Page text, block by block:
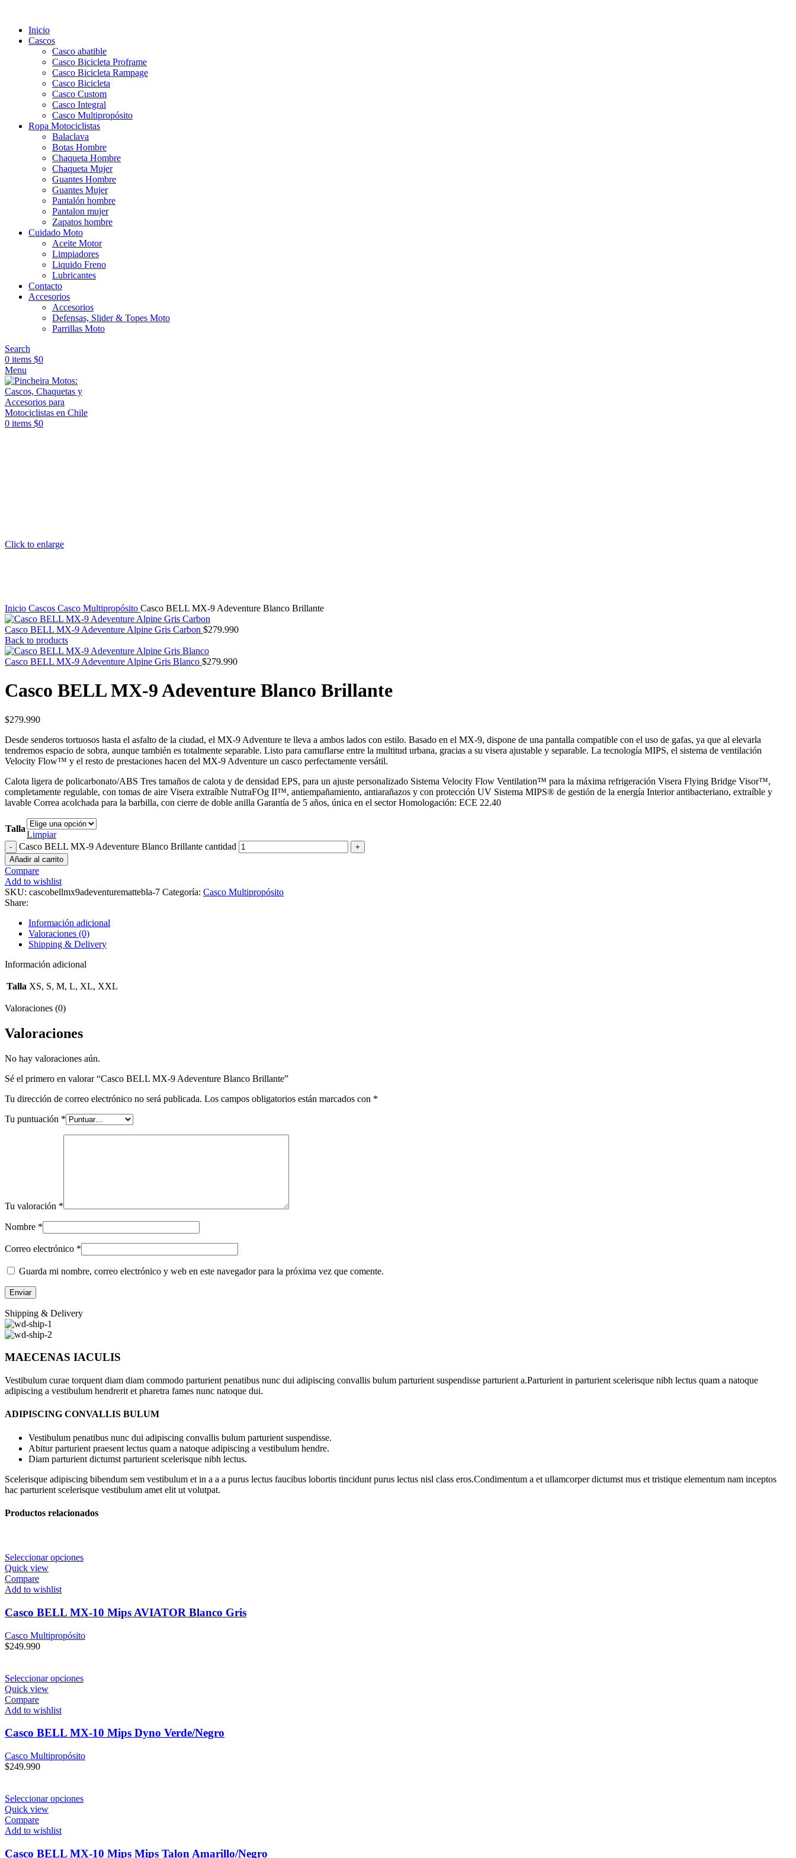
Inicio
Cascos
Casco abatible
Casco Bicicleta Proframe
Casco Bicicleta Rampage
Casco Bicicleta
Casco Custom
Casco Integral
Casco Multipropósito
Ropa Motociclistas
Balaclava
Botas Hombre
Chaqueta Hombre
Chaqueta Mujer
Guantes Hombre
Guantes Mujer
Pantalón hombre
Pantalon mujer
Zapatos hombre
Cuidado Moto
Aceite Motor
Limpiadores
Liquido Freno
Lubricantes
Contacto
Accesorios
Accesorios
Defensas, Slider & Topes Moto
Parrillas Moto
Search
0 items $0
Menu
0 items $0
Click to enlarge
Inicio Cascos Casco Multipropósito Casco BELL MX-9 Adeventure Blanco Brillante
Casco BELL MX-9 Adeventure Alpine Gris Carbon $279.990
Back to products
Casco BELL MX-9 Adeventure Alpine Gris Blanco $279.990
Casco BELL MX-9 Adeventure Blanco Brillante
$279.990
Desde senderos tortuosos hasta el asfalto de la ciudad, el MX-9 Adventure te lleva a ambos lados con estilo. Basado en el MX-9, dispone de una pantalla compatible con el uso de gafas, ya que al elevarla
tendremos espacio de sobra, aunque también es totalmente separable. Listo para camuflarse entre la multitud urbana, gracias a su visera ajustable y separable. La tecnología MIPS, el sistema de ventilación
Velocity Flow™ y el resto de prestaciones hacen del MX-9 Adventure un casco perfectamente versátil.
Calota ligera de policarbonato/ABS Tres tamaños de calota y de densidad EPS, para un ajuste personalizado Sistema Velocity Flow Ventilation™ para la máxima refrigeración Visera Flying Bridge Visor™,
completamente regulable, con tomas de aire Visera extraíble NutraFOg II™, antiempañamiento, antiarañazos y con protección UV Sistema MIPS® de gestión de la energía Interior antibacteriano, extraíble y
lavable Correa acolchada para la barbilla, con cierre de doble anilla Garantía de 5 años, única en el sector Homologación: ECE 22.40
Talla
Limpiar
Casco BELL MX-9 Adeventure Blanco Brillante cantidad
Añadir al carrito
Compare
Add to wishlist
SKU: cascobellmx9adeventuremattebla-7 Categoría: Casco Multipropósito
Share:
Información adicional
Valoraciones (0)
Shipping & Delivery
Información adicional
Talla XS, S, M, L, XL, XXL
Valoraciones (0)
Valoraciones
No hay valoraciones aún.
Sé el primero en valorar “Casco BELL MX-9 Adeventure Blanco Brillante”
Tu dirección de correo electrónico no será publicada. Los campos obligatorios están marcados con *
Tu puntuación *
Tu valoración *
Nombre *
Correo electrónico *
Guarda mi nombre, correo electrónico y web en este navegador para la próxima vez que comente.
Shipping & Delivery
MAECENAS IACULIS
Vestibulum curae torquent diam diam commodo parturient penatibus nunc dui adipiscing convallis bulum parturient suspendisse parturient a.Parturient in parturient scelerisque nibh lectus quam a natoque
adipiscing a vestibulum hendrerit et pharetra fames nunc natoque dui.
ADIPISCING CONVALLIS BULUM
Vestibulum penatibus nunc dui adipiscing convallis bulum parturient suspendisse.
Abitur parturient praesent lectus quam a natoque adipiscing a vestibulum hendre.
Diam parturient dictumst parturient scelerisque nibh lectus.
Scelerisque adipiscing bibendum sem vestibulum et in a a a purus lectus faucibus lobortis tincidunt purus lectus nisl class eros.Condimentum a et ullamcorper dictumst mus et tristique elementum nam inceptos
hac parturient scelerisque vestibulum amet elit ut volutpat.
Productos relacionados
Seleccionar opciones
Quick view
Compare
Add to wishlist
Casco BELL MX-10 Mips AVIATOR Blanco Gris
Casco Multipropósito
$249.990
Seleccionar opciones
Quick view
Compare
Add to wishlist
Casco BELL MX-10 Mips Dyno Verde/Negro
Casco Multipropósito
$249.990
Seleccionar opciones
Quick view
Compare
Add to wishlist
Casco BELL MX-10 Mips Mips Talon Amarillo/Negro